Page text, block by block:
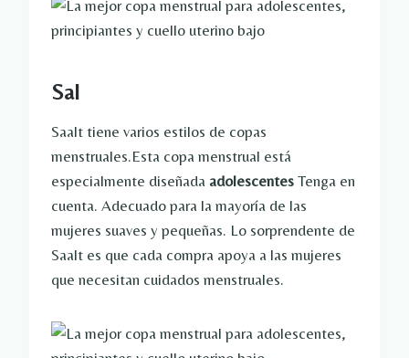
Sal
Saalt tiene varios estilos de copas
menstruales.Esta copa menstrual está
especialmente diseñada adolescentes Tenga en
cuenta. Adecuado para la mayoría de las
mujeres suaves y pequeñas. Lo sorprendente de
Saalt es que cada compra apoya a las mujeres
que necesitan cuidados menstruales.